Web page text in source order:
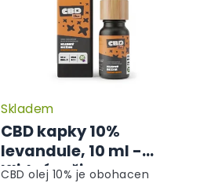
CBD kapky 10%
levandule, 10 ml -
Klidný režim
Skladem
CBD olej 10% je obohacen